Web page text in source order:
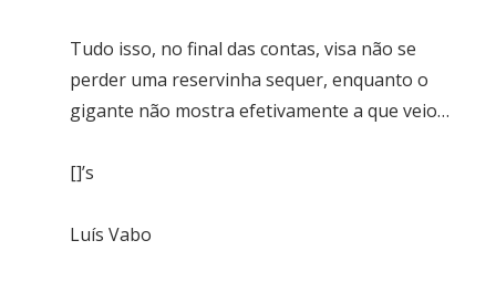
Tudo isso, no final das contas, visa não se
perder uma reservinha sequer, enquanto o
gigante não mostra efetivamente a que veio…
[]’s
Luís Vabo